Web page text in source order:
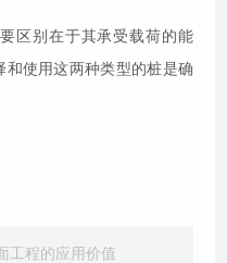
区别在于其承受载荷的能
使用这两种类型的桩是确
工程的应用价值